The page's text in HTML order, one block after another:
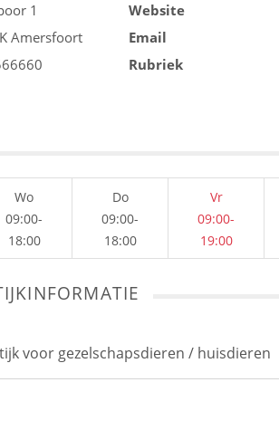
1
Amersfoort
Website
Email
Rubriek
Wo
09:00-
18:00
Do
09:00-
18:00
Vr
09:00-
19:00
voor gezelschapsdieren / huisdieren